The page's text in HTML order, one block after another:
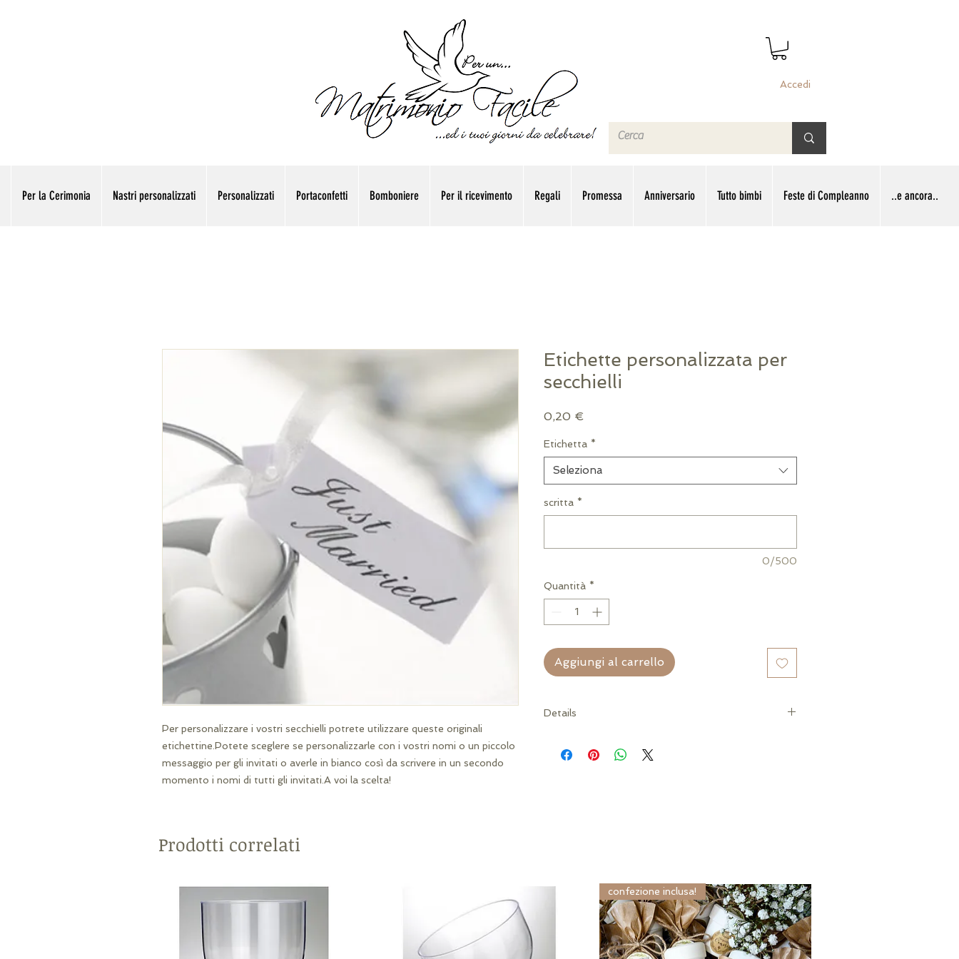
Accedi
Per la Cerimonia Nastri personalizzati Personalizzati Portaconfetti Bomboniere Per il ricevimento Regali Promessa Anniversario Tutto bimbi Feste di Compleanno ..e ancora..
Per personalizzare i vostri secchielli potrete utilizzare queste originali
etichettine.Potete sceglere se personalizzarle con i vostri nomi o un piccolo
messaggio per gli invitati o averle in bianco così da scrivere in un secondo
momento i nomi di tutti gli invitati.A voi la scelta!
Etichette personalizzata per
secchielli
0,20 €
Etichetta *
Seleziona
scritta *
0/500
Quantità *
Aggiungi al carrello
Details
Prodotti correlati
confezione inclusa!